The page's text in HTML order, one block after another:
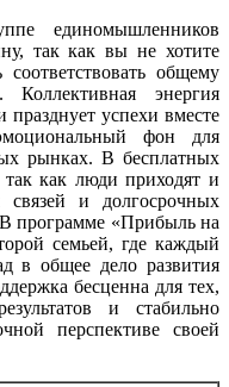
единомышленников
так как вы не хотите
общему
энергия
успехи вместе
фон для
рынках. В бесплатных
так как люди приходят и
и долгосрочных
программе «Прибыль на
семьей, где каждый
в общее дело развития
бесценна для тех,
и стабильно
перспективе своей